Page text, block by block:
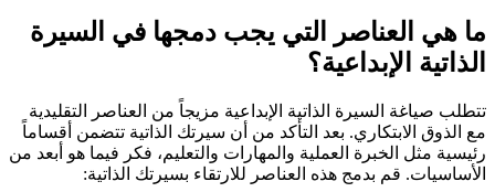
ما هي العناصر التي يجب دمجها في السيرة
الذاتية الإبداعية؟
تتطلب صياغة السيرة الذاتية الإبداعية مزيجاً من العناصر التقليدية
مع الذوق الابتكاري. بعد التأكد من أن سيرتك الذاتية تتضمن أقساماً
رئيسية مثل الخبرة العملية والمهارات والتعليم، فكر فيما هو أبعد من
الأساسيات. قم بدمج هذه العناصر للارتقاء بسيرتك الذاتية: